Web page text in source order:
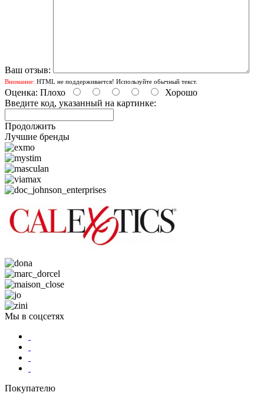
Ваш отзыв:
Внимание: HTML не поддерживается! Используйте обычный текст.
Оценка: Плохо
Хорошо
Введите код, указанный на картинке:
Продолжить
Лучшие бренды
Мы в соцсетях
Покупателю